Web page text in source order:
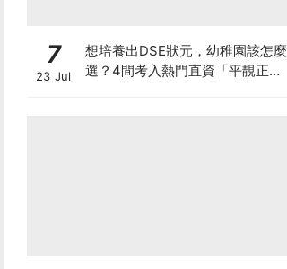
7
23 Jul
想培養出DSE狀元，幼稚園該怎麼
選？4間考入熱門直資「平靚正」